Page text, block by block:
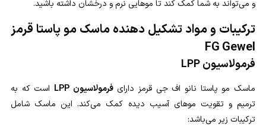
و می‌تواند به شما کمک کند تا موهایی نرم و درخشان داشته باشید.
ترکیبات و مواد تشکیل دهنده ماسک مو پاستا قرمز
FG Gewel
فرمولاسیون LPP
ماسک مو پاستا نانو اف جی قرمز دارایفرمولاسیون LPP
است که به
ترمیم و تقویت موهای آسیب دیده کمک می‌کند. این ماسک شامل
ترکیبات زیر می‌باشد: